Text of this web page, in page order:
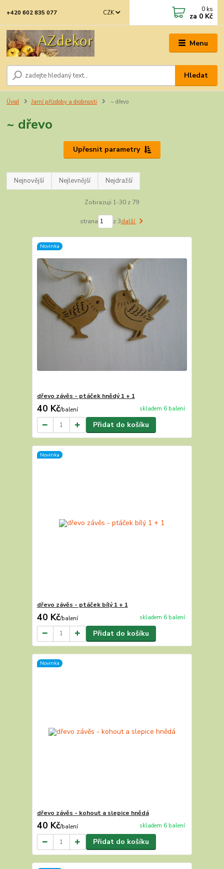
Menu
CZK
Hledat
+420 602 835 077 0 ks
za 0 Kč
Úvod Jarní přízdoby a drobnosti ~ dřevo
~ dřevo
Upřesnit parametry
Nejnovější Nejlevnější Nejdražší
Zobrazuji 1-30 z 79
strana z 3další
Novinka
dřevo závěs - ptáček hnědý 1 + 1
40 Kč/balení skladem 6 balení
Přidat do košíku
Novinka
dřevo závěs - ptáček bílý 1 + 1
40 Kč/balení skladem 6 balení
Přidat do košíku
Novinka
dřevo závěs - kohout a slepice hnědá
40 Kč/balení skladem 6 balení
Přidat do košíku